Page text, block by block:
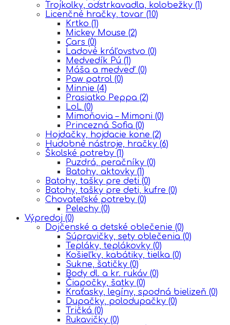
Trojkolky, odstrkavadla, kolobežky (1)
Licenčné hračky, tovar (10)
Krtko (1)
Mickey Mouse (2)
Cars (0)
Ĺadové kráľovstvo (0)
Medvedík Pú (1)
Máša a medveď (0)
Paw patrol (0)
Minnie (4)
Prasiatko Peppa (2)
LoL (0)
Mimoňovia – Mimoni (0)
Princezná Sofia (0)
Hojdačky, hojdacie kone (2)
Hudobné nástroje, hračky (6)
Školské potreby (1)
Puzdrá, peračníky (0)
Batohy, aktovky (1)
Batohy, tašky pre deti (0)
Batohy, tašky pre deti, kufre (0)
Chovateľské potreby (0)
Pelechy (0)
Výpredaj (0)
Dojčenské a detské oblečenie (0)
Súpravičky, sety oblečenia (0)
Tepláky, teplákovky (0)
Košieľky, kabátiky, tielka (0)
Sukne, šatičky (0)
Body dl. a kr. rukáv (0)
Čiapočky, šatky (0)
Kraťasky, legíny, spodná bielizeň (0)
Dupačky, polodupačky (0)
Tričká (0)
Rukavičky (0)